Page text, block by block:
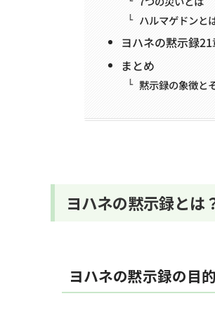
ハルマゲドンと
ヨハネの黙示録
まとめ
黙示録の象徴と
ヨハネの黙示録とは
ヨハネの黙示録の目的